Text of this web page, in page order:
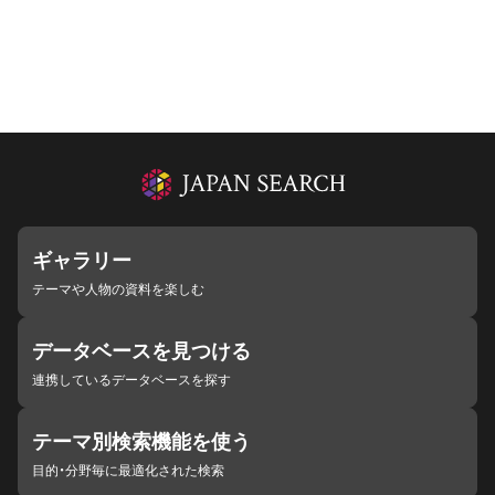
ギャラリー
テーマや人物の資料を楽しむ
データベースを見つける
連携しているデータベースを探す
テーマ別検索機能を使う
目的・分野毎に最適化された検索